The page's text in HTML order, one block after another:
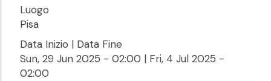
Luogo
Pisa
Data Inizio | Data Fine
Sun, 29 Jun 2025 - 02:00 | Fri, 4 Jul 2025 -
02:00